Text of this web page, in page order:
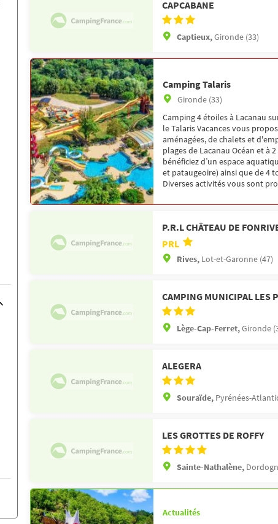
CAPCABANE
Captieux,Gironde (33)
Camping Talaris
Gironde (33)
Camping 4 étoiles à Lacanau
le Talaris Vacances vous
aménagées, de chalets et
plages de Lacanau Océan et à
bénéficiez d’un espace
et pataugeoire) ainsi que de 4
Diverses activités vous sont
P.R.L CHÂTEAU DE
PRL
Rives, Lot-et-Garonne (47)
CAMPING MUNICIPAL LES
Lège-Cap-Ferret,Gironde
ALEGERA
Souraïde, Pyrénées-
LES GROTTES DE ROFFY
Sainte-Nathalène,
Actualités